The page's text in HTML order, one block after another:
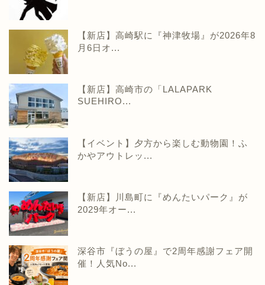
【新店】高崎駅に『神津牧場』が2026年8
月6日オ...
【新店】高崎市の「LALAPARK
SUEHIRO...
【イベント】夕方から楽しむ動物園！ふ
かやアウトレッ...
【新店】川島町に『めんたいパーク』が
2029年オー...
深谷市『ぼうの屋』で2周年感謝フェア開
催！人気No...